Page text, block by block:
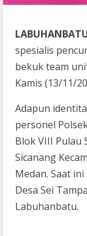
spesialis
bekuk team
Kamis (13/11/
Adapun
personel
Blok VIII Pulau
Sicanang
Medan. Saat
Desa Sei
Labuhanbatu.